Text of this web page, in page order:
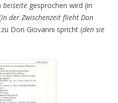
beiseite gesprochen wird (in
In der Zwischenzeit flieht Don
Don Giovanni spricht (den sie